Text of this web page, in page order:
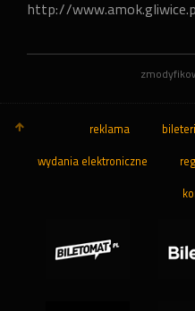
http://
reklama
wydania elektroniczne